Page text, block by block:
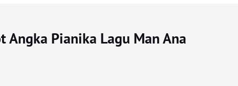
Angka Pianika Lagu Man Ana